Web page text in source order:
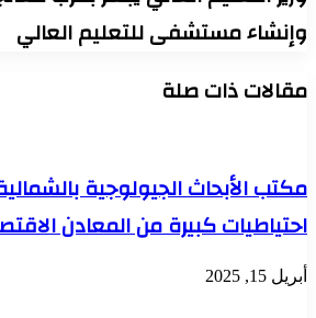
وإنشاء مستشفى للتعليم العالي
مقالات ذات صلة
مكتب الأبحاث الجيولوجية
احتياطيات كبيرة من المعادن
أبريل 15, 2025